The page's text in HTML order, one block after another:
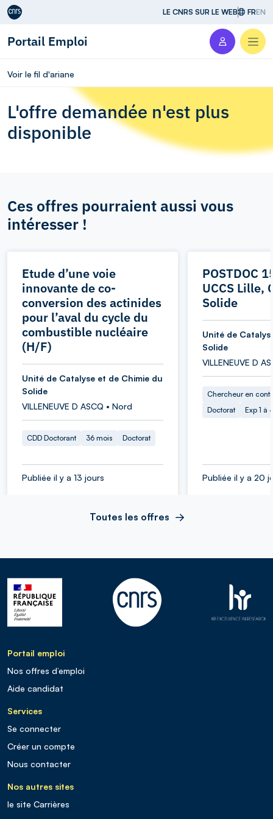
Aller au contenu LE CNRS SUR LE WEB FREN
Portail Emploi
Voir le fil d'ariane
L'offre demandée n'est plus
disponible
Ces offres pourraient aussi vous
intéresser !
Etude d’une voie
innovante de co-
conversion des actinides
pour l’aval du cycle du
combustible nucléaire
(H/F)
Unité de Catalyse et de Chimie du
Solide
VILLENEUVE D ASCQ • Nord
CDD Doctorant 36 mois Doctorat
Publiée il y a 13 jours
POSTDOC
UCCS Lille,
Solide
Unité de
Solide
VILLENEUVE D
Chercheur en
Doctorat
Exp 1 à
Publiée il y a 20
Toutes les offres
Portail emploi
Nos offres d’emploi
Aide candidat
Services
Se connecter
Créer un compte
Nous contacter
Nos autres sites
le site Carrières